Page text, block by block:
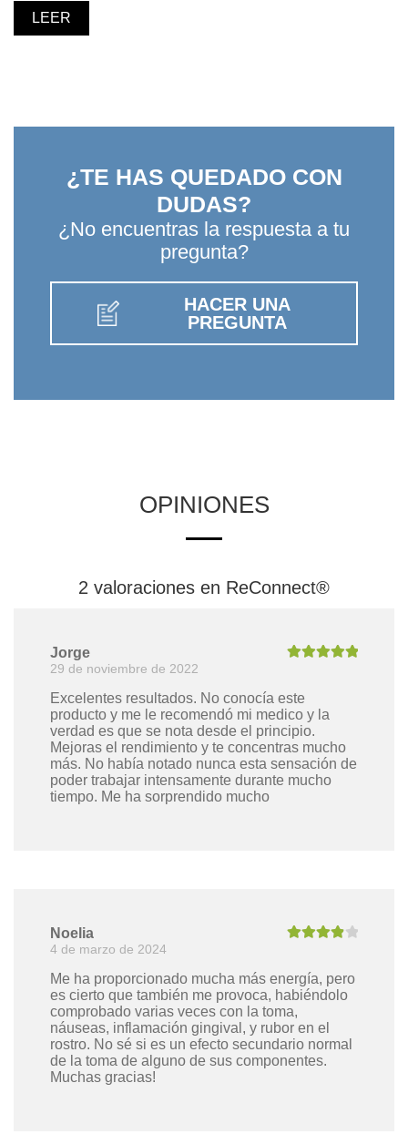
LEER
¿TE HAS QUEDADO CON
DUDAS?
¿No encuentras la respuesta a tu
pregunta?
HACER UNA
PREGUNTA
OPINIONES
2 valoraciones en ReConnect®
Jorge
29 de noviembre de 2022
Excelentes resultados. No conocía este
producto y me le recomendó mi medico y la
verdad es que se nota desde el principio.
Mejoras el rendimiento y te concentras mucho
más. No había notado nunca esta sensación de
poder trabajar intensamente durante mucho
tiempo. Me ha sorprendido mucho
Noelia
4 de marzo de 2024
Me ha proporcionado mucha más energía, pero
es cierto que también me provoca, habiéndolo
comprobado varias veces con la toma,
náuseas, inflamación gingival, y rubor en el
rostro. No sé si es un efecto secundario normal
de la toma de alguno de sus componentes.
Muchas gracias!